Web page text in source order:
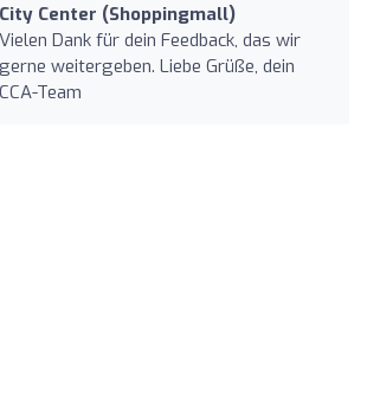
City Center (Shoppingmall)
Vielen Dank für dein Feedback, das wir
gerne weitergeben. Liebe Grüße, dein
CCA-Team